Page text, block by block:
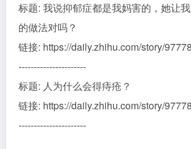
标题: 我说抑郁症都是我妈害的，她让
的做法对吗？
链接: https://daily.zhihu.com/story/
----------------------
标题: 人为什么会得痔疮？
链接: https://daily.zhihu.com/story/
----------------------